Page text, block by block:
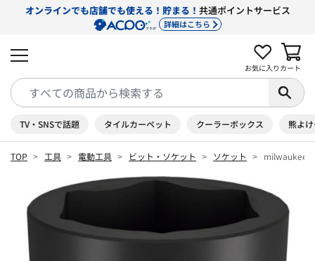
オンラインでも店舗でも使える！貯まる！ 共通ポイントサービス
詳細はこちら
お気に入り カート
TV・SNSで話題 タイルカーペット クーラーボックス 熊よ
TOP 工具 電動工具 ビット・ソケット ソケット milwaukee